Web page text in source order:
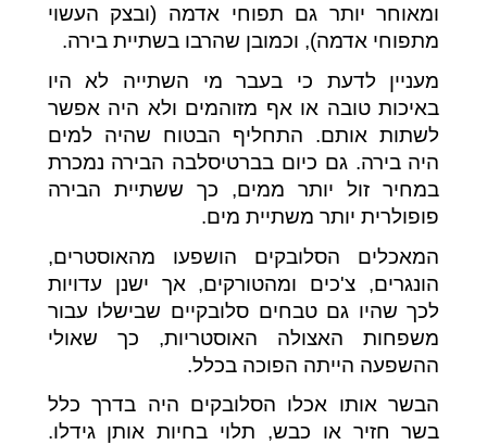
ומאוחר יותר גם תפוחי אדמה (ובצק העשוי
מתפוחי אדמה), וכמובן שהרבו בשתיית בירה.
מעניין לדעת כי בעבר מי השתייה לא היו
באיכות טובה או אף מזוהמים ולא היה אפשר
לשתות אותם. התחליף הבטוח שהיה למים
היה בירה. גם כיום בברטיסלבה הבירה נמכרת
במחיר זול יותר ממים, כך ששתיית הבירה
פופולרית יותר משתיית מים.
המאכלים הסלובקים הושפעו מהאוסטרים,
הונגרים, צ'כים ומהטורקים, אך ישנן עדויות
לכך שהיו גם טבחים סלובקיים שבישלו עבור
משפחות האצולה האוסטריות, כך שאולי
ההשפעה הייתה הפוכה בכלל.
הבשר אותו אכלו הסלובקים היה בדרך כלל
בשר חזיר או כבש, תלוי בחיות אותן גידלו.